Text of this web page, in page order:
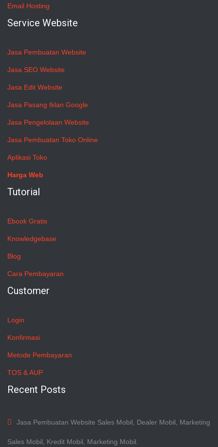
Email Hosting
Service Website
Jasa Pembuatan Website
Jasa SEO Website
Jasa Edit Website
Jasa Pasang Iklan Google
Jasa Pengelolaan Website
Jasa Pembuatan Toko Online
Aplikasi Toko
Harga Web
Tutorial
Ebook Gratis
Knowledgebase
Blog
Cara Pembayaran
Customer
Login
Konfirmasi
Metode Pembayaran
TOS & AUP
Recent Posts
Jasa Pembuatan Website Sales Mobil, Dealer Mobil, Marketing
Sales Mobil, Kredit Mobil, Marketing Mobil.